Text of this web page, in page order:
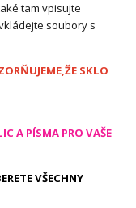
tam vpisujte
soubory s
SKLO
VŠECHNY